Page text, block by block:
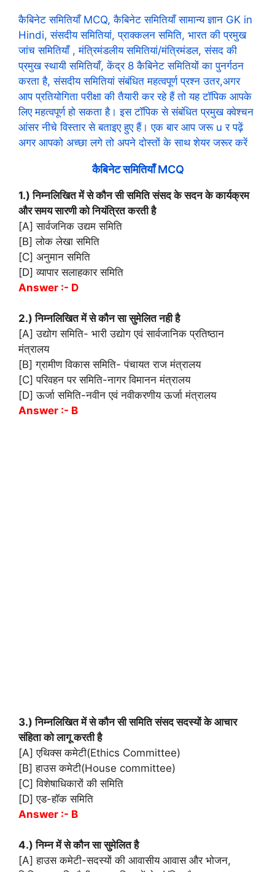
कैबिनेट समितियाँ MCQ, कैबिनेट समितियाँ सामान्य ज्ञान GK in
Hindi, संसदीय समितियां, प्राक्कलन समिति, भारत की प्रमुख
जांच समितियाँ , मंत्रिमंडलीय समितियां/मंत्रिमंडल, संसद की
प्रमुख स्थायी समितियाँ, केंद्र 8 कैबिनेट समितियों का पुनर्गठन
करता है, संसदीय समितियां संबंधित महत्वपूर्ण प्रश्न उतर,अगर
आप प्रतियोगिता परीक्षा की तैयारी कर रहे हैं तो यह टॉपिक आपके
लिए महत्वपूर्ण हो सकता है। इस टॉपिक से संबंधित प्रमुख क्वेश्चन
आंसर नीचे विस्तार से बताइए हुए हैं। एक बार आप जरू u र पढ़ें
अगर आपको अच्छा लगे तो अपने दोस्तों के साथ शेयर जरूर करें
कैबिनेट समितियाँ MCQ
1.) निम्नलिखित में से कौन सी समिति संसद के सदन के कार्यक्रम
और समय सारणी को नियंत्रित करती है
[A] सार्वजनिक उद्यम समिति
[B] लोक लेखा समिति
[C] अनुमान समिति
[D] व्यापार सलाहकार समिति
Answer :- D
2.) निम्नलिखित में से कौन सा सुमेलित नही है
[A] उद्योग समिति- भारी उद्योग एवं सार्वजानिक प्रतिष्ठान
मंत्रालय
[B] ग्रामीण विकास समिति- पंचायत राज मंत्रालय
[C] परिवहन पर समिति-नागर विमानन मंत्रालय
[D] ऊर्जा समिति-नवीन एवं नवीकरणीय ऊर्जा मंत्रालय
Answer :- B
3.) निम्नलिखित में से कौन सी समिति संसद सदस्यों के आचार
संहिता को लागू करती है
[A] एथिक्स कमेटी(Ethics Committee)
[B] हाउस कमेटी(House committee)
[C] विशेषाधिकारों की समिति
[D] एड-हॉक समिति
Answer :- B
4.) निम्न में से कौन सा सुमेलित है
[A] हाउस कमेटी-सदस्यों की आवासीय आवास और भोजन,